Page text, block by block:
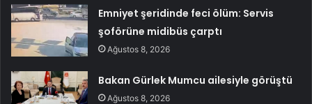
Emniyet şeridinde feci ölüm: Servis
şoförüne midibüs çarptı
Ağustos 8, 2026
Bakan Gürlek Mumcu ailesiyle görüştü
Ağustos 8, 2026